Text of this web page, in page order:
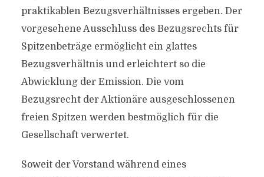
praktikablen Bezugsverhältnisses ergeben. Der
vorgesehene Ausschluss des Bezugsrechts für
Spitzenbeträge ermöglicht ein glattes
Bezugsverhältnis und erleichtert so die
Abwicklung der Emission. Die vom
Bezugsrecht der Aktionäre ausgeschlossenen
freien Spitzen werden bestmöglich für die
Gesellschaft verwertet.
Soweit der Vorstand während eines